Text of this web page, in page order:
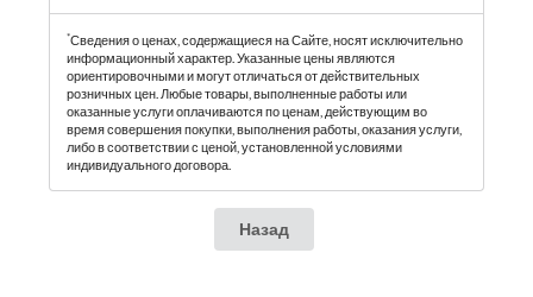
*Сведения о ценах, содержащиеся на Сайте, носят исключительно
информационный характер. Указанные цены являются
ориентировочными и могут отличаться от действительных
розничных цен. Любые товары, выполненные работы или
оказанные услуги оплачиваются по ценам, действующим во
время совершения покупки, выполнения работы, оказания услуги,
либо в соответствии с ценой, установленной условиями
индивидуального договора.
Назад